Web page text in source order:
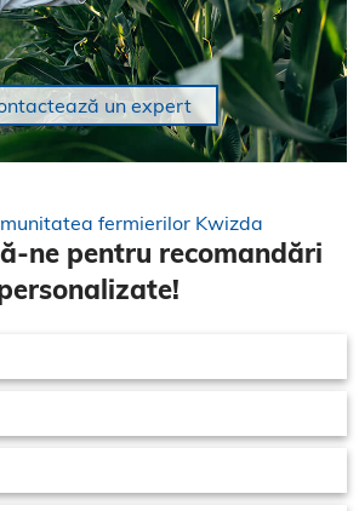
un expert
fermierilor Kwizda
ne pentru recomandări